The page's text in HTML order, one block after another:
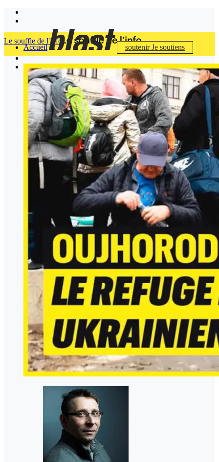
Accueil soutenirJe soutiens
Le souffle de l'info